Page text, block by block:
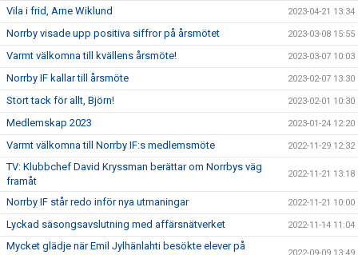
Vila i frid, Arne Wiklund 2023-04-21 13:34
Norrby visade upp positiva siffror på årsmötet 2023-03-08 15:55
Varmt välkomna till kvällens årsmöte! 2023-03-07 10:03
Norrby IF kallar till årsmöte 2023-02-07 13:30
Stort tack för allt, Björn! 2023-02-01 10:30
Medlemskap 2023 2023-01-24 12:20
Varmt välkomna till Norrby IF:s medlemsmöte 2022-11-29 12:32
TV: Klubbchef David Kryssman berättar om Norrbys väg
framåt
2022-11-21 13:18
Norrby IF står redo inför nya utmaningar 2022-11-21 10:00
Lyckad säsongsavslutning med affärsnätverket 2022-11-14 11:04
Mycket glädje när Emil Jylhänlahti besökte elever på